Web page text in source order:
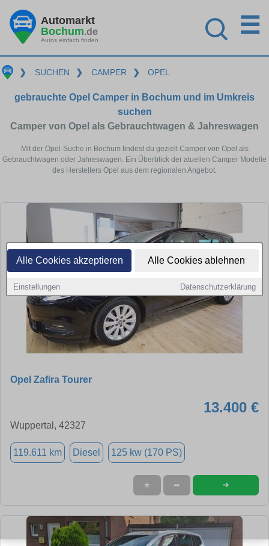
Alle Cookies akzeptieren Alle Cookies ablehnen
Einstellungen Datenschutzerklärung
Automarkt
Bochum.de
Autos einfach finden
☰
❯ SUCHEN ❯ CAMPER ❯ OPEL
gebrauchte Opel Camper in Bochum und im Umkreis
suchen
Camper von Opel als Gebrauchtwagen & Jahreswagen
Mit der Opel-Suche in Bochum findest du gezielt Camper von Opel als
Gebrauchtwagen oder Jahreswagen. Ein Überblick der atuellen Camper Modelle
des Herstellers Opel aus dem regionalen Angebot.
Opel Zafira Tourer
13.400 €
Wuppertal, 42327
119.611 km Diesel 125 kw (170 PS)
★ ➦ ➜